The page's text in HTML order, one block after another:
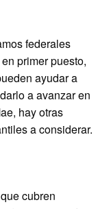
federales
primer puesto,
ayudar a
a avanzar en
hay otras
a considerar.
cubren